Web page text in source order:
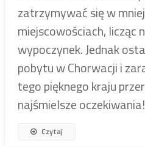
zatrzymywać się w
miejscowościach, licząc
wypoczynek. Jednak
pobytu w Chorwacji i
tego pięknego kraju
najśmielsze
Czytaj